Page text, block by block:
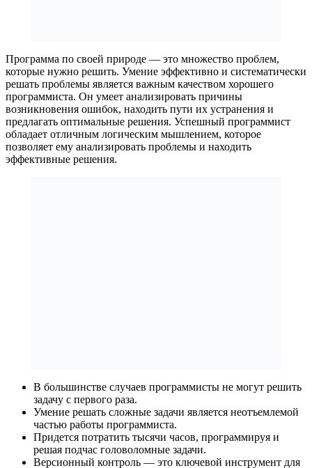
Программа по своей природе — это множество проблем,
которые нужно решить. Умение эффективно и систематически
решать проблемы является важным качеством хорошего
программиста. Он умеет анализировать причины
возникновения ошибок, находить пути их устранения и
предлагать оптимальные решения. Успешный программист
обладает отличным логическим мышлением, которое
позволяет ему анализировать проблемы и находить
эффективные решения.
В большинстве случаев программисты не могут решить
задачу с первого раза.
Умение решать сложные задачи является неотъемлемой
частью работы программиста.
Придется потратить тысячи часов, программируя и
решая подчас головоломные задачи.
Версионный контроль — это ключевой инструмент для